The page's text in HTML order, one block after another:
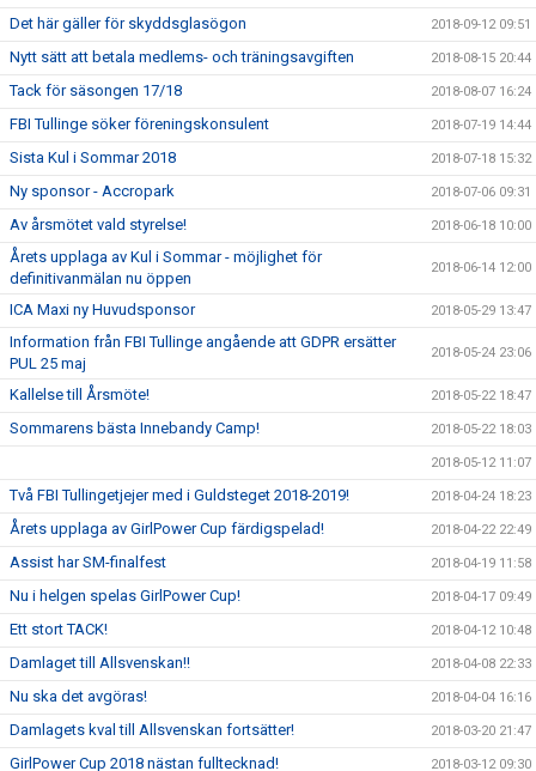
Det här gäller för skyddsglasögon 2018-09-12 09:51
Nytt sätt att betala medlems- och träningsavgiften 2018-08-15 20:44
Tack för säsongen 17/18 2018-08-07 16:24
FBI Tullinge söker föreningskonsulent 2018-07-19 14:44
Sista Kul i Sommar 2018 2018-07-18 15:32
Ny sponsor - Accropark 2018-07-06 09:31
Av årsmötet vald styrelse! 2018-06-18 10:00
Årets upplaga av Kul i Sommar - möjlighet för
definitivanmälan nu öppen
2018-06-14 12:00
ICA Maxi ny Huvudsponsor 2018-05-29 13:47
Information från FBI Tullinge angående att GDPR ersätter
PUL 25 maj
2018-05-24 23:06
Kallelse till Årsmöte! 2018-05-22 18:47
Sommarens bästa Innebandy Camp! 2018-05-22 18:03
2018-05-12 11:07
Två FBI Tullingetjejer med i Guldsteget 2018-2019! 2018-04-24 18:23
Årets upplaga av GirlPower Cup färdigspelad! 2018-04-22 22:49
Assist har SM-finalfest 2018-04-19 11:58
Nu i helgen spelas GirlPower Cup! 2018-04-17 09:49
Ett stort TACK! 2018-04-12 10:48
Damlaget till Allsvenskan!! 2018-04-08 22:33
Nu ska det avgöras! 2018-04-04 16:16
Damlagets kval till Allsvenskan fortsätter! 2018-03-20 21:47
GirlPower Cup 2018 nästan fulltecknad! 2018-03-12 09:30